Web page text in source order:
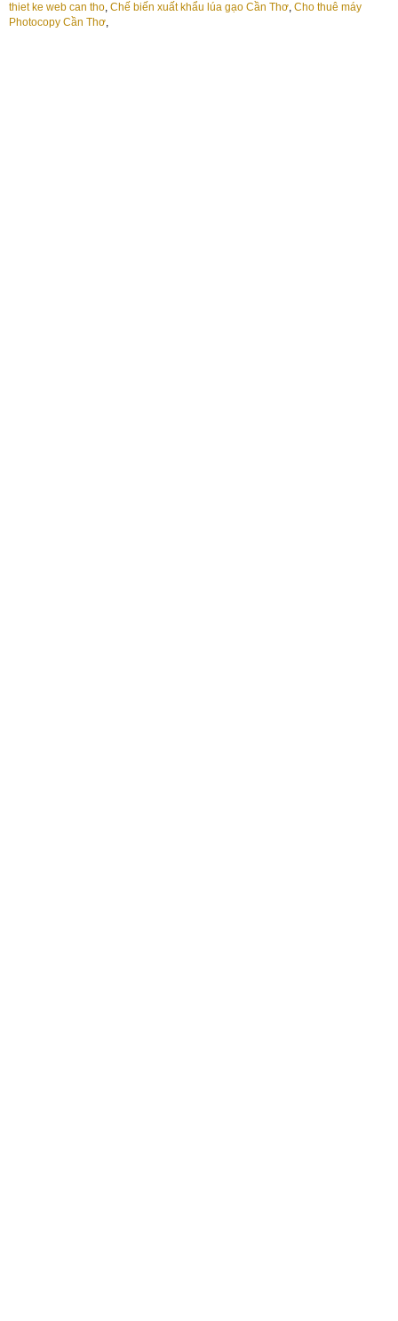
thiet ke web can tho, Chế biến xuất khẩu lúa gạo Cần Thơ, Cho thuê máy
Photocopy Cần Thơ,